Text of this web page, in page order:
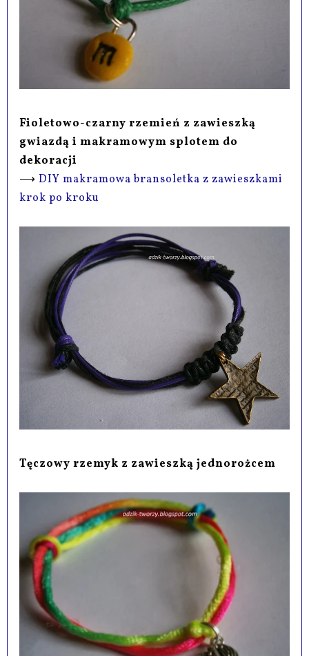
Fioletowo-czarny rzemień z zawieszką
gwiazdą i makramowym splotem do
dekoracji
⟶DIY makramowa bransoletka z zawieszkami
krok po kroku
Tęczowy rzemyk z zawieszką jednorożcem